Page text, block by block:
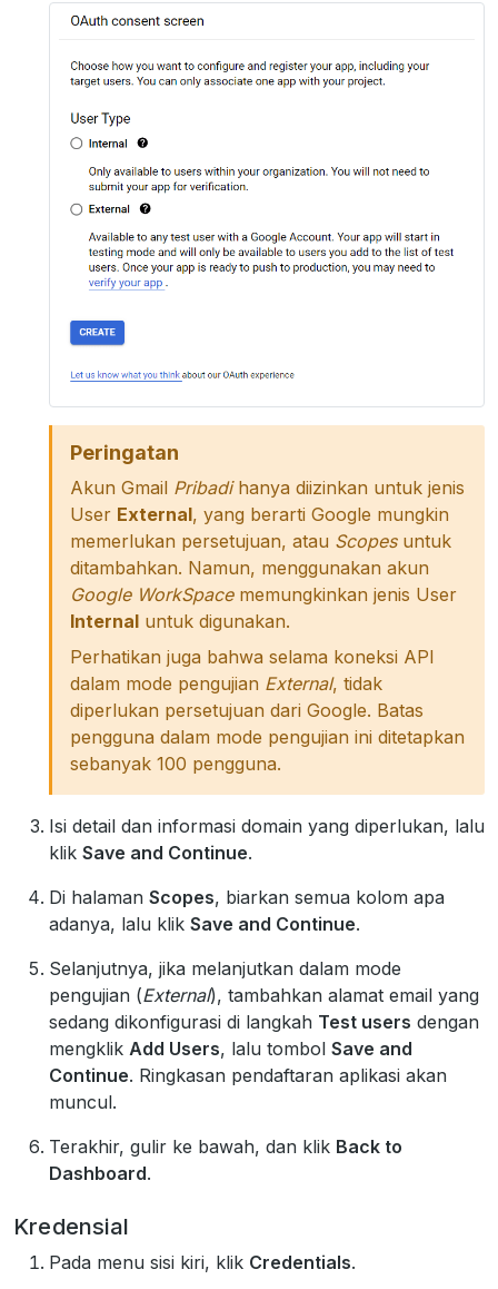
Peringatan
Akun Gmail Pribadihanya diizinkan untuk jenis
User External, yang berarti Google mungkin
memerlukan persetujuan, atau Scopesuntuk
ditambahkan. Namun, menggunakan akun
Google WorkSpacememungkinkan jenis User
Internal untuk digunakan.
Perhatikan juga bahwa selama koneksi API
dalam mode pengujian External, tidak
diperlukan persetujuan dari Google. Batas
pengguna dalam mode pengujian ini ditetapkan
sebanyak 100 pengguna.
Isi detail dan informasi domain yang diperlukan, lalu
klik Save and Continue.
Di halaman Scopes, biarkan semua kolom apa
adanya, lalu klik Save and Continue.
Selanjutnya, jika melanjutkan dalam mode
pengujian (External), tambahkan alamat email yang
sedang dikonfigurasi di langkah Test users dengan
mengklik Add Users, lalu tombol Save and
Continue. Ringkasan pendaftaran aplikasi akan
muncul.
Terakhir, gulir ke bawah, dan klik Back to
Dashboard.
Kredensial
Pada menu sisi kiri, klik Credentials.